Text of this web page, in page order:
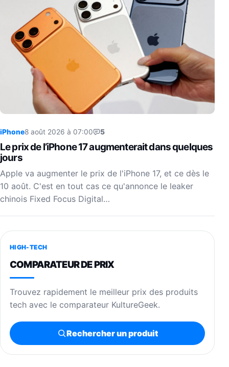
iPhone8 août 2026 à 07:00 5
Le prix de l’iPhone 17 augmenterait dans quelques
jours
Apple va augmenter le prix de l'iPhone 17, et ce dès le
10 août. C'est en tout cas ce qu'annonce le leaker
chinois Fixed Focus Digital…
HIGH-TECH
COMPARATEUR DE PRIX
Trouvez rapidement le meilleur prix des produits
tech avec le comparateur KultureGeek.
Rechercher un produit